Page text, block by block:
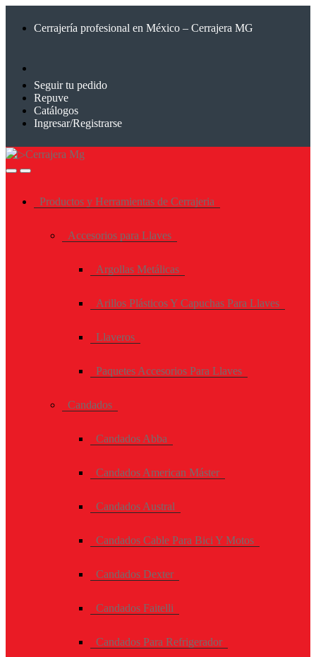
Cerrajería profesional en México – Cerrajera MG
Seguir tu pedido
Repuve
Catálogos
Ingresar/Registrarse
Productos y Herramientas de Cerrajeria
Accesorios para Llaves
Argollas Metálicas
Arillos Plásticos Y Capuchas Para Llaves
Llaveros
Paquetes Accesorios Para Llaves
Candados
Candados Abba
Candados American Máster
Candados Austral
Candados Cable Para Bici Y Motos
Candados Dexter
Candados Faitelli
Candados Para Refrigerador